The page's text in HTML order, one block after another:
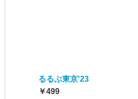
るるぶ東京'23
￥499